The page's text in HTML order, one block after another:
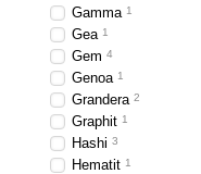
Gamma 1
Gea 1
Gem 4
Genoa 1
Grandera 2
Graphit 1
Hashi 3
Hematit 1